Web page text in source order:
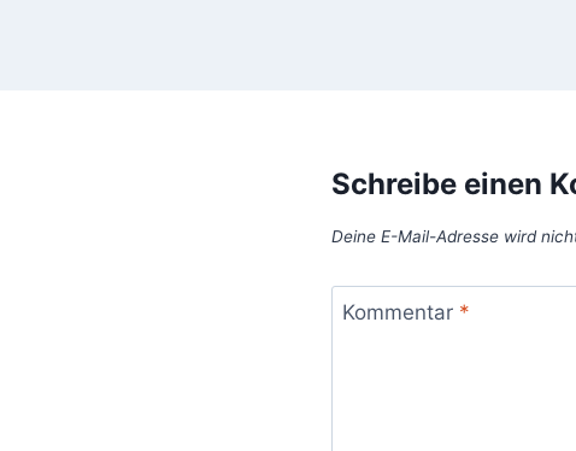
Schreibe einen
Deine E-Mail-Adresse wird
Kommentar *